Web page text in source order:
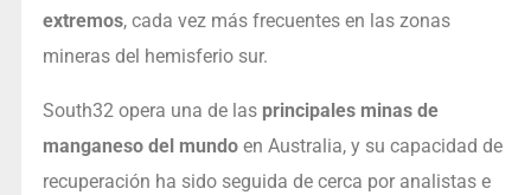
extremos, cada vez más frecuentes en las zonas
mineras del hemisferio sur.
South32 opera una de las principales minas de
manganeso del mundoen Australia, y su capacidad de
recuperación ha sido seguida de cerca por analistas e